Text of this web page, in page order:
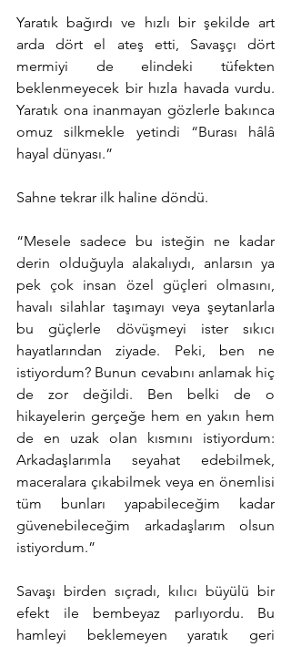
Yaratık bağırdı ve hızlı bir şekilde art
arda dört el ateş etti, Savaşçı dört
mermiyi de elindeki tüfekten
beklenmeyecek bir hızla havada vurdu.
Yaratık ona inanmayan gözlerle bakınca
omuz silkmekle yetindi “Burası hâlâ
hayal dünyası.”
Sahne tekrar ilk haline döndü.
“Mesele sadece bu isteğin ne kadar
derin olduğuyla alakalıydı, anlarsın ya
pek çok insan özel güçleri olmasını,
havalı silahlar taşımayı veya şeytanlarla
bu güçlerle dövüşmeyi ister sıkıcı
hayatlarından ziyade. Peki, ben ne
istiyordum? Bunun cevabını anlamak hiç
de zor değildi. Ben belki de o
hikayelerin gerçeğe hem en yakın hem
de en uzak olan kısmını istiyordum:
Arkadaşlarımla seyahat edebilmek,
maceralara çıkabilmek veya en önemlisi
tüm bunları yapabileceğim kadar
güvenebileceğim arkadaşlarım olsun
istiyordum.”
Savaşı birden sıçradı, kılıcı büyülü bir
efekt ile bembeyaz parlıyordu. Bu
hamleyi beklemeyen yaratık geri